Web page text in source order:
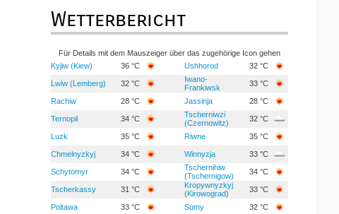
Wetterbericht
Für Details mit dem Mauszeiger über das zugehörige Icon gehen
Kyjiw (Kiew)
36 °C Ushhorod 32 °C
Lwiw (Lemberg) 32 °C
Iwano-
Frankiwsk
33 °C
Rachiw 28 °C Jassinja 28 °C
Ternopil 34 °C
Tscherniwzi
(Czernowitz)
32 °C
Luzk 35 °C Riwne 35 °C
Chmelnyzkyj 34 °C Winnyzja 33 °C
Schytomyr 34 °C
Tschernihiw
(Tschernigow)
34 °C
Tscherkassy 31 °C
Kropywnyzkyj
(Kirowograd)
33 °C
Poltawa 33 °C Sumy 32 °C